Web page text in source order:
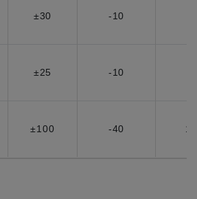
±30 -10
±25 -10
±100 -40